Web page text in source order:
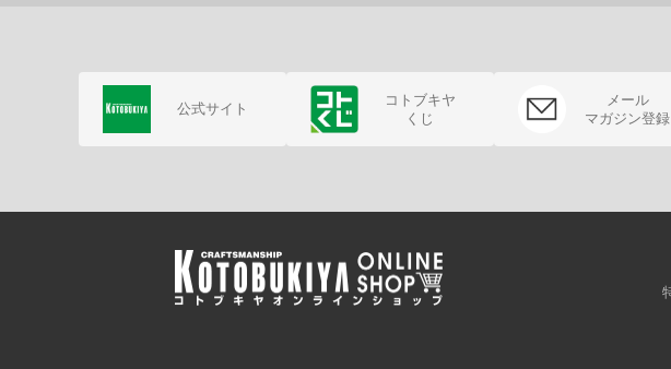
公式サイト
コトブキヤ
くじ
メール
マガジン登録